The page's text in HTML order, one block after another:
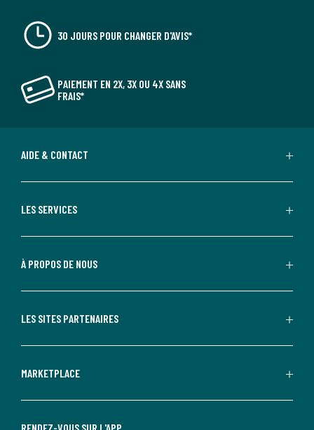
30 JOURS POUR CHANGER D'AVIS*
PAIEMENT EN 2X, 3X OU 4X SANS
FRAIS*
AIDE & CONTACT
LES SERVICES
À PROPOS DE NOUS
LES SITES PARTENAIRES
MARKETPLACE